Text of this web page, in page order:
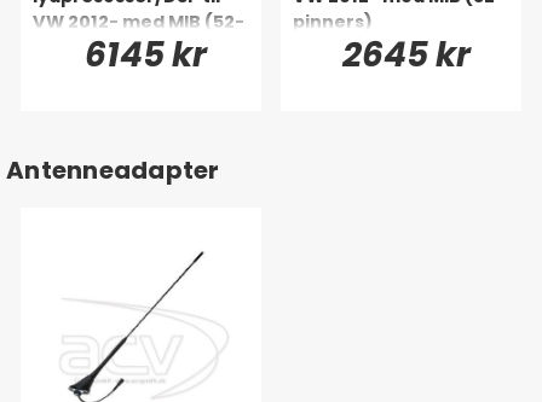
VW 2012- med MIB (52-
pinners)6145 kr
pinners)
2645 kr
Antenneadapter